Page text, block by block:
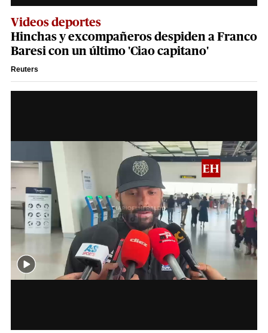
Videos deportes
Hinchas y excompañeros despiden a Franco
Baresi con un último 'Ciao capitano'
Reuters